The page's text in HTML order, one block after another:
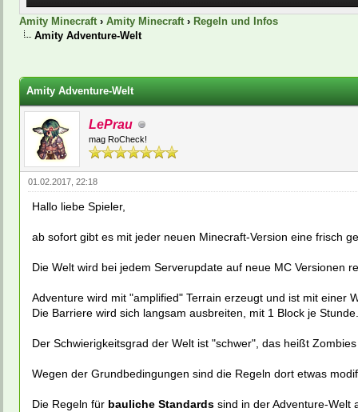
Amity Minecraft› Amity Minecraft› Regeln und Infos
Amity Adventure-Welt
Amity Adventure-Welt
LePrau
mag RoCheck!
01.02.2017, 22:18
Hallo liebe Spieler,
ab sofort gibt es mit jeder neuen Minecraft-Version eine frisch
Die Welt wird bei jedem Serverupdate auf neue MC Versionen
Adventure wird mit "amplified" Terrain erzeugt und ist mit einer
Die Barriere wird sich langsam ausbreiten, mit 1 Block je Stunde.
Der Schwierigkeitsgrad der Welt ist "schwer", das heißt
Wegen der Grundbedingungen sind die Regeln dort etwas
Die Regeln für bauliche Standards sind in der Adventure-Welt